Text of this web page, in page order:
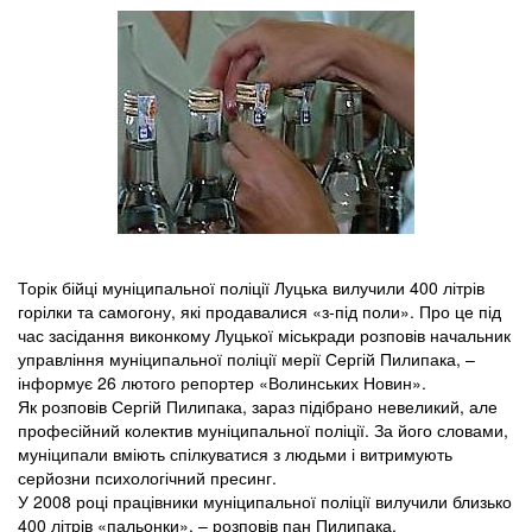
Торік бійці муніципальної поліції Луцька вилучили 400 літрів
горілки та самогону, які продавалися «з-під поли». Про це під
час засідання виконкому Луцької міськради розповів начальник
управління муніципальної поліції мерії Сергій Пилипака, –
інформує 26 лютого репортер «Волинських Новин».
Як розповів Сергій Пилипака, зараз підібрано невеликий, але
професійний колектив муніципальної поліції. За його словами,
муніципали вміють спілкуватися з людьми і витримують
серйозни психологічний пресинг.
У 2008 році працівники муніципальної поліції вилучили близько
400 літрів «пальонки», – розповів пан Пилипака.